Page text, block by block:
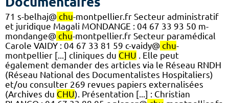
71 s-belhaj@ chu-montpellier.fr Secteur administratif
et juridique Magali MONDANGE : 04 67 33 93 50 m-
mondange@ chu-montpellier.fr Secteur paramédical
Carole VAIDY : 04 67 33 81 59 c-vaidy@ chu-
montpellier [...] cliniques du CHU . Elle peut
également demander des articles via le Réseau RNDH
(Réseau National des Documentalistes Hospitaliers)
et/ou consulter 269 revues papiers externalisées
(Archives du CHU). Présentation [...] : Christian